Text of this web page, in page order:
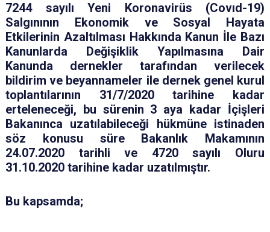
7244 sayılı Yeni Koronavirüs (Covıd-19)
Salgınının Ekonomik ve Sosyal Hayata
Etkilerinin Azaltılması Hakkında Kanun İle Bazı
Kanunlarda Değişiklik Yapılmasına Dair
Kanunda dernekler tarafından verilecek
bildirim ve beyannameler ile dernek genel kurul
toplantılarının 31/7/2020 tarihine kadar
erteleneceği, bu sürenin 3 aya kadar İçişleri
Bakanınca uzatılabileceği hükmüne istinaden
söz konusu süre Bakanlık Makamının
24.07.2020 tarihli ve 4720 sayılı Oluru
31.10.2020 tarihine kadar uzatılmıştır.
Bu kapsamda;